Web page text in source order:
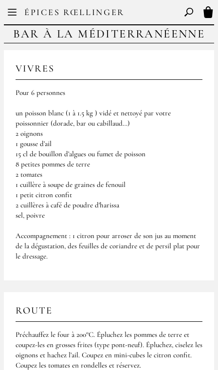
ÉPICES RŒLLINGER
FR EN Basculer
BAR À LA MÉDITERRANÉENNE
VIVRES
Pour 6 personnes
un poisson blanc (1 à 1.5 kg ) vidé et nettoyé par votre
poissonnier (dorade, bar ou cabillaud…)
2 oignons
1 gousse d’ail
15 cl de bouillon d’algues ou fumet de poisson
8 petites pommes de terre
2 tomates
1 cuillère à soupe de graines de fenouil
1 petit citron confit
2 cuillères à café de poudre d'harissa
sel, poivre
Accompagnement : 1 citron pour arroser de son jus au moment
de la dégustation, des feuilles de coriandre et de persil plat pour
le dressage.
ROUTE
Préchauffez le four à 200°C. Épluchez les pommes de terre et
coupez-les en grosses frites (type pont-neuf). Épluchez, ciselez les
oignons et hachez l’ail. Coupez en mini-cubes le citron confit.
Coupez les tomates en rondelles et réservez.